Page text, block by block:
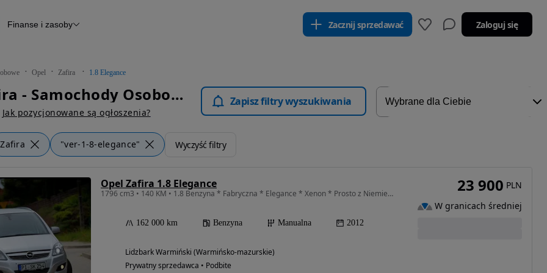
Raport z inspekcji
Otomoto News
Finanse i zasoby Zacznij sprzedawać Zaloguj się
Opel Zafira 1.8 Elegance
Opel Zafira - Samochody Osobowe
Jak pozycjonowane są ogłoszenia?
Zapisz filtry wyszukiwania
Zafira "ver-1-8-elegance" Wyczyść filtry
Opel Zafira 1.8 Elegance
1796 cm3 • 140 KM • 1.8 Benzyna * Fabryczna * Elegance * Xenon * Prosto z Niemiec *
162 000 km Benzyna Manualna 2012
Lidzbark Warmiński (Warmińsko-mazurskie)
Prywatny sprzedawca • Podbite
23 900 PLN
W granicach średniej